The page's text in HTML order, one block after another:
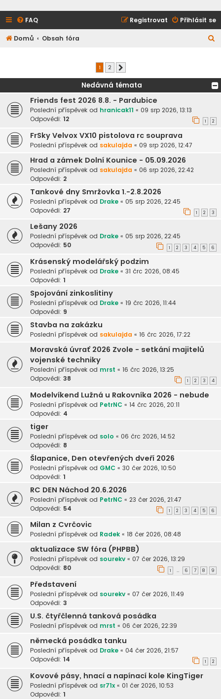
FAQ Přihlásit se
Registrovat
Domů Obsah fóra
d
a
1 2
Nedávná témata
Friends fest 2026 8.8. - Pardubice
Poslední příspěvek od hranicak11 « 09 srp 2026, 13:13
Odpovědi: 12 1 2
FrSky Velvox VX10 pistolova rc souprava
Poslední příspěvek od sakulajda « 09 srp 2026, 12:47
Hrad a zámek Dolní Kounice - 05.09.2026
Poslední příspěvek od sakulajda « 06 srp 2026, 22:42
Odpovědi: 2
Tankové dny Smržovka 1.-2.8.2026
Poslední příspěvek od Drake « 05 srp 2026, 22:45
Odpovědi: 27 1 2 3
Lešany 2026
Poslední příspěvek od Drake « 05 srp 2026, 22:45
Odpovědi: 50 1 2 3 4 5 6
Krásenský modelářský podzim
Poslední příspěvek od Drake « 31 črc 2026, 08:45
Odpovědi: 1
Spojování zinkoslitiny
Poslední příspěvek od Drake « 19 črc 2026, 11:44
Odpovědi: 9
Stavba na zakázku
Poslední příspěvek od sakulajda « 16 črc 2026, 17:22
Moravská úvrať 2026 Zvole - setkání majitelů
vojenské techniky
Poslední příspěvek od mrst « 16 črc 2026, 13:25
Odpovědi: 38 1 2 3 4
Modelvíkend Lužná u Rakovníka 2026 - nebude
Poslední příspěvek od PetrNC « 14 črc 2026, 20:11
Odpovědi: 4
tiger
Poslední příspěvek od solo « 06 črc 2026, 14:52
Odpovědi: 8
Šlapanice, Den otevřených dveří 2026
Poslední příspěvek od GMC « 30 čer 2026, 10:50
Odpovědi: 1
RC DEN Náchod 20.6.2026
Poslední příspěvek od PetrNC « 23 čer 2026, 21:47
Odpovědi: 54 1 2 3 4 5 6
Milan z Cvrčovic
Poslední příspěvek od Radek « 18 čer 2026, 08:48
aktualizace SW fóra (PHPBB)
Poslední příspěvek od sourekv « 07 čer 2026, 13:29
Odpovědi: 80 1 … 6 7 8 9
Představení
Poslední příspěvek od sourekv « 07 čer 2026, 11:49
Odpovědi: 3
U.S. čtyřčlenná tanková posádka
Poslední příspěvek od mrst « 06 čer 2026, 22:39
německá posádka tanku
Poslední příspěvek od Drake « 04 čer 2026, 21:57
Odpovědi: 14 1 2
Kovové pásy, hnací a napínací kole KingTiger
Poslední příspěvek od sr71x « 01 čer 2026, 10:53
Odpovědi: 1